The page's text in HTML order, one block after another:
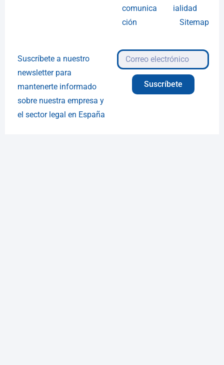
comunica
ción
ialidad
Sitemap
Suscríbete a nuestro
newsletter para
mantenerte informado
sobre nuestra empresa y
el sector legal en España
Suscríbete